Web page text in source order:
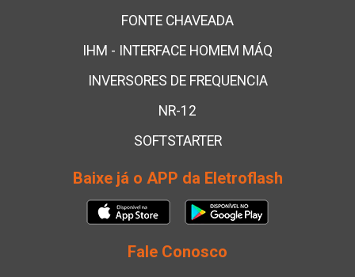
FONTE CHAVEADA
IHM - INTERFACE HOMEM MÁQ
INVERSORES DE FREQUENCIA
NR-12
SOFTSTARTER
Baixe já o APP da Eletroflash
Fale Conosco